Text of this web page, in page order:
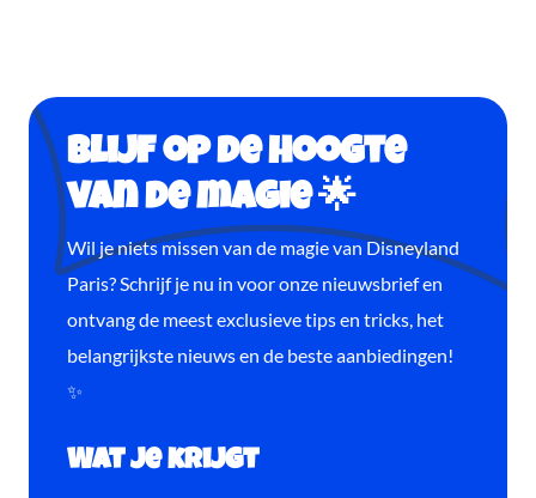
Blijf op de hoogte
van de magie 🌟
Wil je niets missen van de magie van Disneyland
Paris? Schrijf je nu in voor onze nieuwsbrief en
ontvang de meest exclusieve tips en tricks, het
belangrijkste nieuws en de beste aanbiedingen!
✨
Wat je krijgt